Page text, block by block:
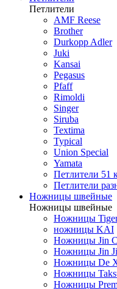
Петлители
AMF Reese
Brother
Durkopp Adler
Juki
Kansai
Pegasus
Pfaff
Rimoldi
Singer
Siruba
Textima
Typical
Union Special
Yamata
Петлители 51
Петлители
Ножницы швейные
Ножницы швейные
Ножницы
ножницы KAI
Ножницы Jin
Ножницы Jin
Ножницы De
Ножницы
Ножницы